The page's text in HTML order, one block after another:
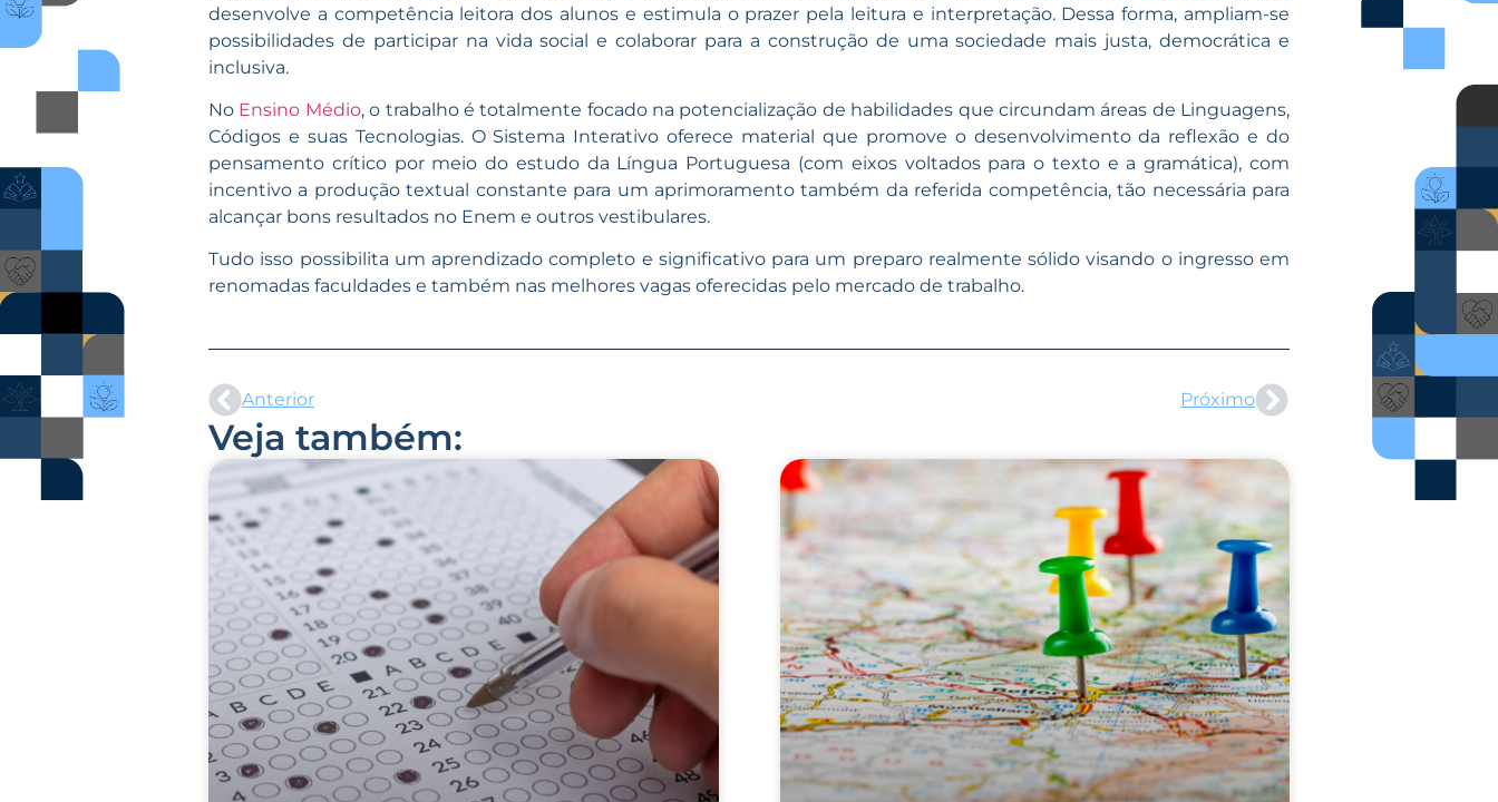
desenvolve a competência leitora dos alunos e estimula o prazer pela leitura e interpretação. Dessa forma, ampliam-se
possibilidades de participar na vida social e colaborar para a construção de uma sociedade mais justa, democrática e
inclusiva.
No Ensino Médio, o trabalho é totalmente focado na potencialização de habilidades que circundam áreas de Linguagens,
Códigos e suas Tecnologias. O Sistema Interativo oferece material que promove o desenvolvimento da reflexão e do
pensamento crítico por meio do estudo da Língua Portuguesa (com eixos voltados para o texto e a gramática), com
incentivo a produção textual constante para um aprimoramento também da referida competência, tão necessária para
alcançar bons resultados no Enem e outros vestibulares.
Tudo isso possibilita um aprendizado completo e significativo para um preparo realmente sólido visando o ingresso em
renomadas faculdades e também nas melhores vagas oferecidas pelo mercado de trabalho.
Anterior Próximo
Veja também: